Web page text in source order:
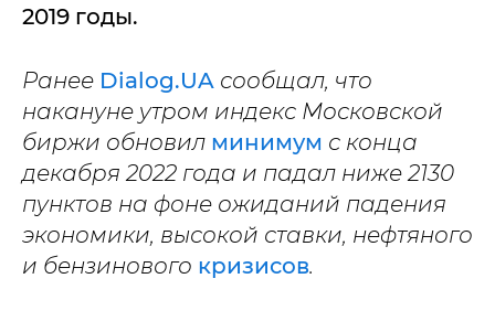
2019 годы.
Ранее Dialog.UA сообщал, что
накануне утром индекс Московской
биржи обновил минимум с конца
декабря 2022 года и падал ниже 2130
пунктов на фоне ожиданий падения
экономики, высокой ставки, нефтяного
и бензинового кризисов.